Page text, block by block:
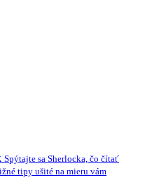
Spýtajte sa Sherlocka, čo čítať
tipy ušité na mieru vám